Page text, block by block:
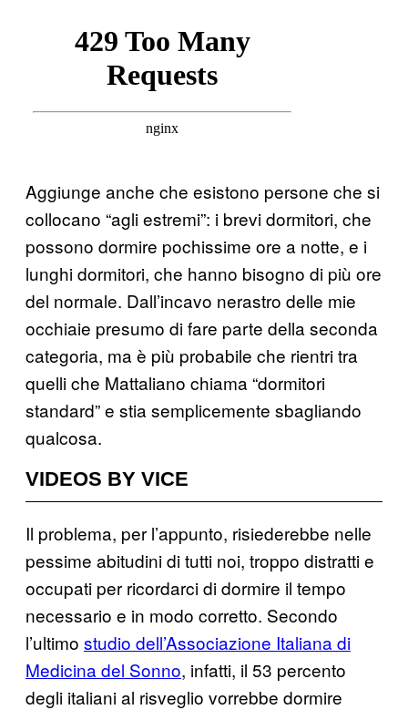
Aggiunge anche che esistono persone che si
collocano “agli estremi”: i brevi dormitori, che
possono dormire pochissime ore a notte, e i
lunghi dormitori, che hanno bisogno di più ore
del normale. Dall’incavo nerastro delle mie
occhiaie presumo di fare parte della seconda
categoria, ma è più probabile che rientri tra
quelli che Mattaliano chiama “dormitori
standard” e stia semplicemente sbagliando
qualcosa.
VIDEOS BY VICE
Il problema, per l’appunto, risiederebbe nelle
pessime abitudini di tutti noi, troppo distratti e
occupati per ricordarci di dormire il tempo
necessario e in modo corretto. Secondo
l’ultimo studio dell’Associazione Italiana di
Medicina del Sonno, infatti, il 53 percento
degli italiani al risveglio vorrebbe dormire